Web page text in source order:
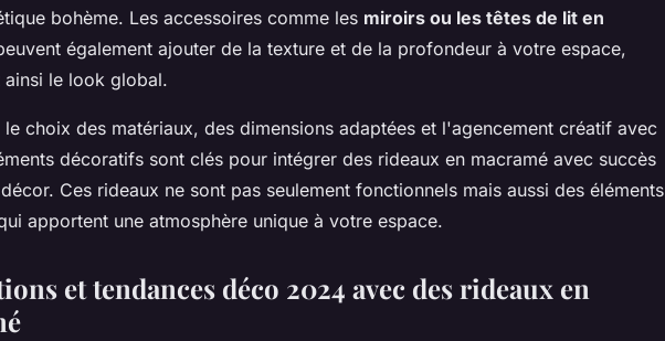
bohème. Les accessoires comme les miroirs ou les têtes de lit en
également ajouter de la texture et de la profondeur à votre espace,
le look global.
le choix des matériaux, des dimensions adaptées et l'agencement créatif avec
décoratifs sont clés pour intégrer des rideaux en macramé avec succès
Ces rideaux ne sont pas seulement fonctionnels mais aussi des éléments
apportent une atmosphère unique à votre espace.
et tendances déco 2024 avec des rideaux en